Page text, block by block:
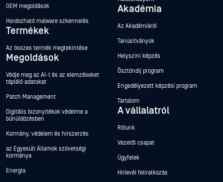
OEM megoldások
Hordozható malware szkennelés
Termékek
Az összes termék megtekintése
Megoldások
Védje meg az AI-t és az elemzéseket
tápláló adatokat
Patch Management
Digitális bizonyítékok védelme a
bűnüldözésben
Kormány, védelem és hírszerzés
az Egyesült Államok szövetségi
kormánya
Energia
Akadémia
Az Akadémiáról
Tanúsítványok
Helyszíni képzés
Ösztöndíj program
Engedélyezett képzési program
Tartalom
A vállalatról
Rólunk
Vezetői csapat
Ügyfelek
Hírlevél feliratkozás